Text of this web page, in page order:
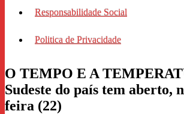
Responsabilidade Social
Politica de Privacidade
O TEMPO E A
Sudeste do país tem aberto,
feira (22)